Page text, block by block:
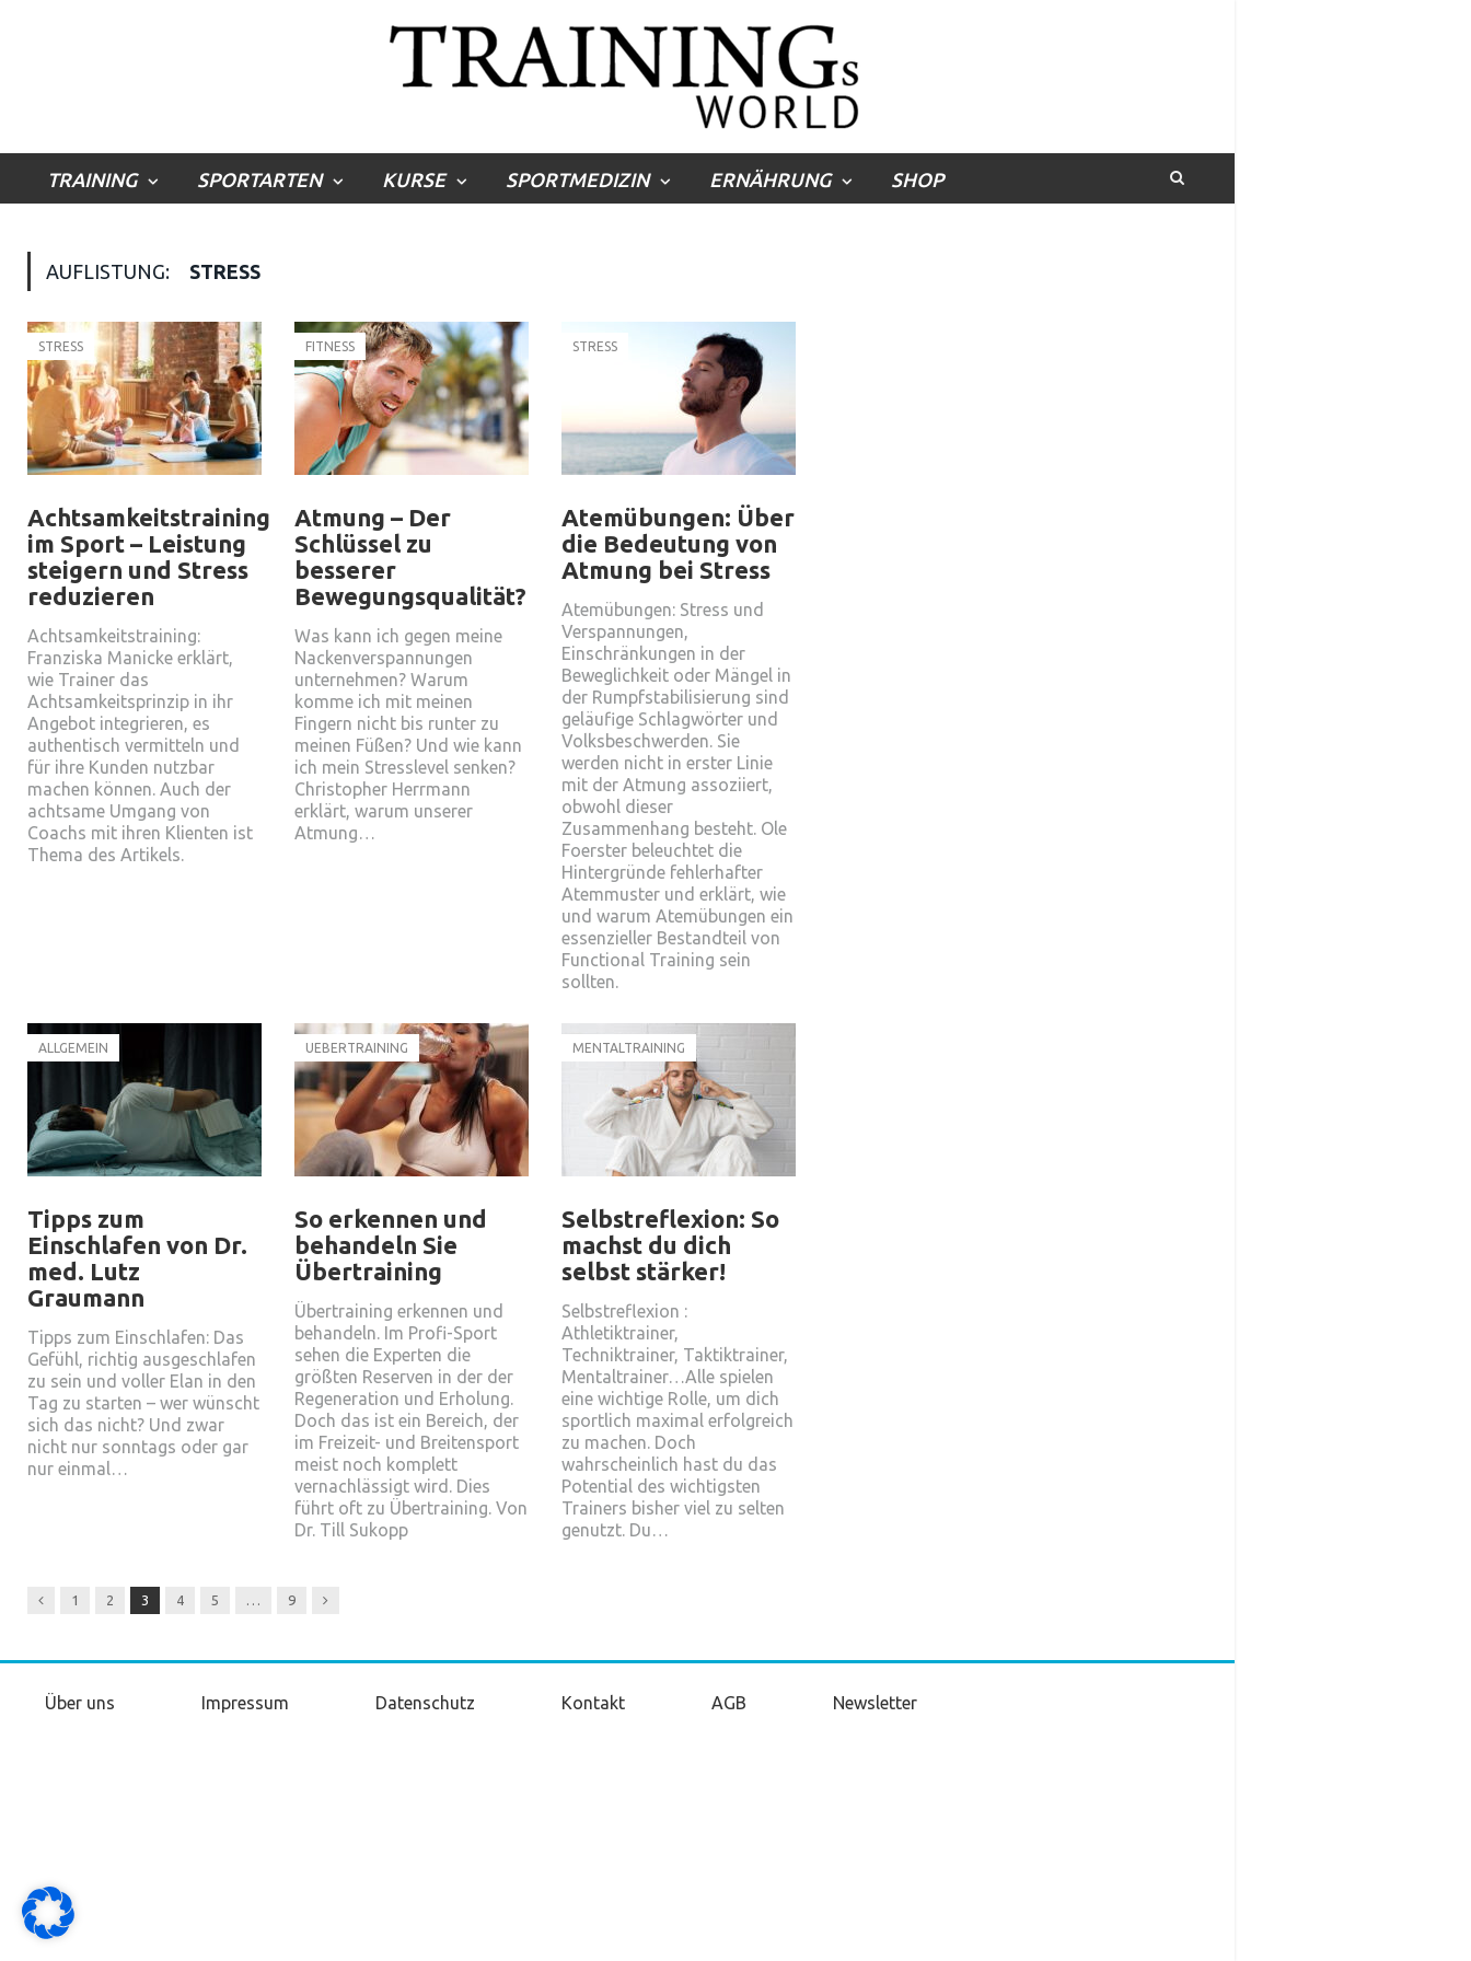
TRAINING SPORTARTEN KURSE SPORTMEDIZIN ERNÄHRUNG SHOP
AUFLISTUNG: STRESS
STRESS
Achtsamkeitstraining
im Sport – Leistung
steigern und Stress
reduzieren
Achtsamkeitstraining:
Franziska Manicke erklärt,
wie Trainer das
Achtsamkeitsprinzip in ihr
Angebot integrieren, es
authentisch vermitteln und
für ihre Kunden nutzbar
machen können. Auch der
achtsame Umgang von
Coachs mit ihren Klienten ist
Thema des Artikels.
FITNESS
Atmung – Der
Schlüssel zu
besserer
Bewegungsqualität?
Was kann ich gegen meine
Nackenverspannungen
unternehmen? Warum
komme ich mit meinen
Fingern nicht bis runter zu
meinen Füßen? Und wie kann
ich mein Stresslevel senken?
Christopher Herrmann
erklärt, warum unserer
Atmung…
STRESS
Atemübungen: Über
die Bedeutung von
Atmung bei Stress
Atemübungen: Stress und
Verspannungen,
Einschränkungen in der
Beweglichkeit oder Mängel in
der Rumpfstabilisierung sind
geläufige Schlagwörter und
Volksbeschwerden. Sie
werden nicht in erster Linie
mit der Atmung assoziiert,
obwohl dieser
Zusammenhang besteht. Ole
Foerster beleuchtet die
Hintergründe fehlerhafter
Atemmuster und erklärt, wie
und warum Atemübungen ein
essenzieller Bestandteil von
Functional Training sein
sollten.
ALLGEMEIN
Tipps zum
Einschlafen von Dr.
med. Lutz
Graumann
Tipps zum Einschlafen: Das
Gefühl, richtig ausgeschlafen
zu sein und voller Elan in den
Tag zu starten – wer wünscht
sich das nicht? Und zwar
nicht nur sonntags oder gar
nur einmal…
UEBERTRAINING
So erkennen und
behandeln Sie
Übertraining
Übertraining erkennen und
behandeln. Im Profi-Sport
sehen die Experten die
größten Reserven in der der
Regeneration und Erholung.
Doch das ist ein Bereich, der
im Freizeit- und Breitensport
meist noch komplett
vernachlässigt wird. Dies
führt oft zu Übertraining. Von
Dr. Till Sukopp
MENTALTRAINING
Selbstreflexion: So
machst du dich
selbst stärker!
Selbstreflexion :
Athletiktrainer,
Techniktrainer, Taktiktrainer,
Mentaltrainer…Alle spielen
eine wichtige Rolle, um dich
sportlich maximal erfolgreich
zu machen. Doch
wahrscheinlich hast du das
Potential des wichtigsten
Trainers bisher viel zu selten
genutzt. Du…
Previous
1 2 3 4 5 … 9 Next
Über uns Impressum Datenschutz Kontakt AGB Newsletter